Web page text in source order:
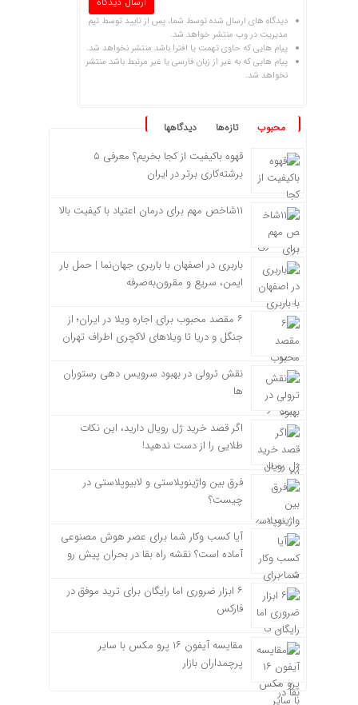
دیدگاه های ارسال شده توسط شما، پس از تایید توسط تیم
مدیریت در وب منتشر خواهد شد.
پیام هایی که حاوی تهمت یا افترا باشد منتشر نخواهد شد.
پیام هایی که به غیر از زبان فارسی یا غیر مرتبط باشد منتشر
نخواهد شد.
محبوب تازه‌ها دیدگاهها
قهوه باکیفیت از کجا بخریم؟ معرفی ۵
برشته‌کاری برتر در ایران
۱۱شاخص مهم برای درمان اعتیاد با کیفیت بالا
باربری در اصفهان با باربری جهان‌نما | حمل بار
ایمن، سریع و مقرون‌به‌صرفه
۶ مقصد محبوب برای اجاره ویلا در ایران؛ از
جنگل و دریا تا ویلاهای لاکچری اطراف تهران
نقش ترولی در بهبود سرویس دهی رستوران
ها
اگر قصد خرید ژل رویال دارید، این نکات
طلایی را از دست ندهید!
فرق بین واژینوپلاستی و لابیوپلاستی در
چیست؟
آیا کسب وکار شما برای عصر هوش مصنوعی
آماده است؟ نقشه راه بقا در بحران پیش رو
۶ ابزار ضروری اما رایگان برای ترید موفق در
فارکس
مقایسه آیفون ۱۶ پرو مکس با سایر
پرچمداران بازار